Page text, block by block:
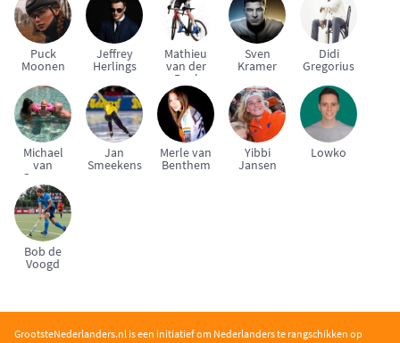
Puck
Moonen
Jeffrey
Herlings
Mathieu
van der
Poel
Sven
Kramer
Didi
Gregorius
Michael
van
Gerwen
Jan
Smeekens
Merle van
Benthem
Yibbi
Jansen
Lowko
Bob de
Voogd
GrootsteNederlanders.nl is een initiatief om Nederlanders te rangschikken op